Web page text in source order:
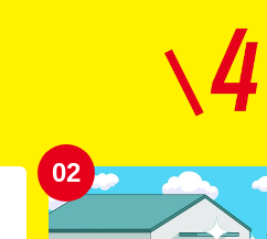
02